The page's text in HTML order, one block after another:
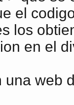
el
los
en el
una web